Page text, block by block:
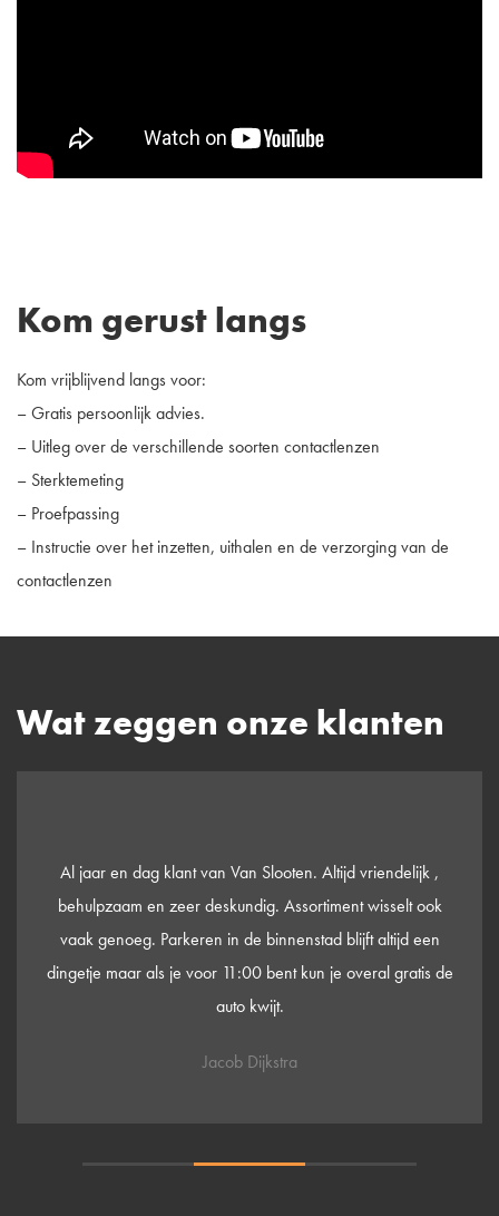
Kom gerust langs
Kom vrijblijvend langs voor:
– Gratis persoonlijk advies.
– Uitleg over de verschillende soorten contactlenzen
– Sterktemeting
– Proefpassing
– Instructie over het inzetten, uithalen en de verzorging van de
contactlenzen
Wat zeggen onze klanten
Al jaar en dag klant van Van Slooten. Altijd vriendelijk ,
behulpzaam en zeer deskundig. Assortiment wisselt ook
vaak genoeg. Parkeren in de binnenstad blijft altijd een
dingetje maar als je voor 11:00 bent kun je overal gratis de
auto kwijt.
Jacob Dijkstra